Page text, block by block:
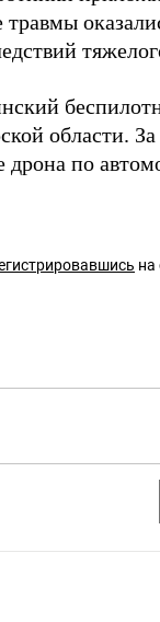
области.
дрона по
на